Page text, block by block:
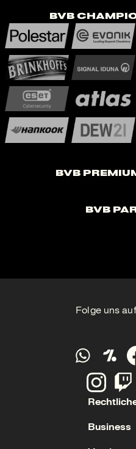
BVB
BVB
BVB
Folge uns
Kontakt
Business